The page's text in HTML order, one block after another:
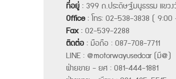
ที่อยู่: 399 ถ.ประดิษฐ์มนูธรรม แขวง
Office:โทร: 02-538-3838 (
Fax:02-539-2288
ติดต่อ: มือถือ : 087-708-7711
LINE : @motorwayusedcar (มี@)
ฝ่ายขาย - ยศ : 081-444-1881